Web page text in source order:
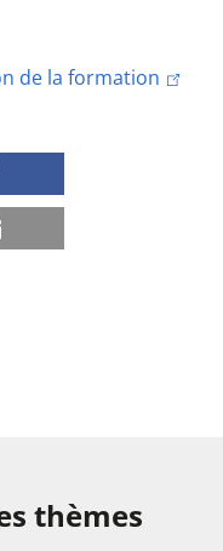
de la formation
thèmes